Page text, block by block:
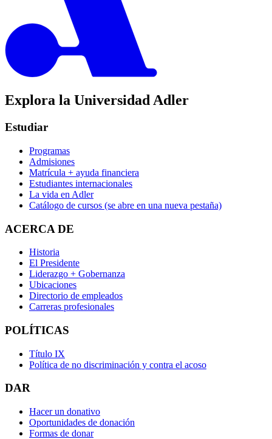
Explora la Universidad Adler
Estudiar
Programas
Admisiones
Matrícula + ayuda financiera
Estudiantes internacionales
La vida en Adler
Catálogo de cursos (se abre en una nueva pestaña)
ACERCA DE
Historia
El Presidente
Liderazgo + Gobernanza
Ubicaciones
Directorio de empleados
Carreras profesionales
POLÍTICAS
Título IX
Política de no discriminación y contra el acoso
DAR
Hacer un donativo
Oportunidades de donación
Formas de donar